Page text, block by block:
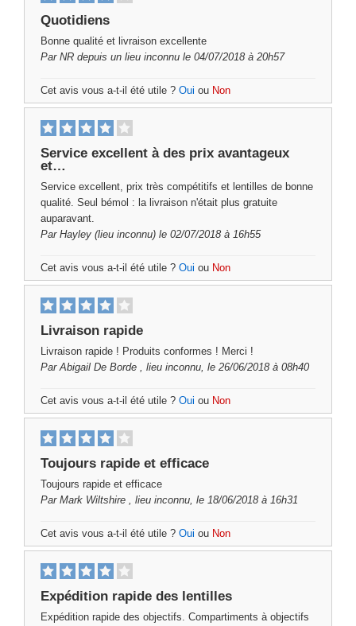
Quotidiens
Bonne qualité et livraison excellente
Par NR depuis un lieu inconnu le 04/07/2018 à 20h57
Cet avis vous a-t-il été utile ? Oui ou Non
Service excellent à des prix avantageux
et…
Service excellent, prix très compétitifs et lentilles de bonne
qualité. Seul bémol : la livraison n'était plus gratuite
auparavant.
Par Hayley (lieu inconnu) le 02/07/2018 à 16h55
Cet avis vous a-t-il été utile ? Oui ou Non
Livraison rapide
Livraison rapide ! Produits conformes ! Merci !
ParAbigail De Borde , lieu inconnu, le 26/06/2018 à 08h40
Cet avis vous a-t-il été utile ? Oui ou Non
Toujours rapide et efficace
Toujours rapide et efficace
Par Mark Wiltshire , lieu inconnu, le 18/06/2018 à 16h31
Cet avis vous a-t-il été utile ? Oui ou Non
Expédition rapide des lentilles
Expédition rapide des objectifs. Compartiments à objectifs